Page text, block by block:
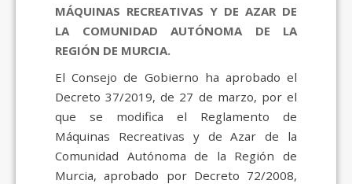
MÁQUINAS RECREATIVAS Y DE AZAR DE
LA COMUNIDAD AUTÓNOMA DE LA
REGIÓN DE MURCIA.
El Consejo de Gobierno ha aprobado el
Decreto 37/2019, de 27 de marzo, por el
que se modifica el Reglamento de
Máquinas Recreativas y de Azar de la
Comunidad Autónoma de la Región de
Murcia, aprobado por Decreto 72/2008,